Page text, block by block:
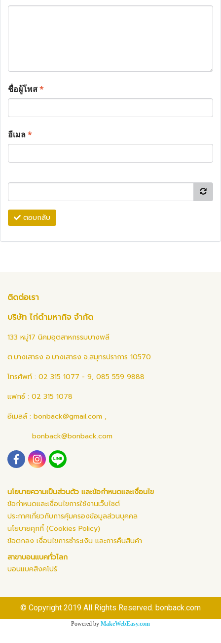
ชื่อผู้โพส*
อีเมล*
ตอบกลับ
ติดต่อเรา
บริษัท ไก่ดำมหากิจ จำกัด
133 หมู่17 นิคมอุตสาหกรรมบางพลี
ต.บางเสาธง อ.บางเสาธง จ.สมุทรปราการ 10570
โทรศัพท์ : 02 315 1077 - 9, 085 559 9888
แฟกซ์ : 02 315 1078
อีเมลล์ : bonback@gmail.com ,
bonback@bonback.com
นโยบายความเป็นส่วนตัว และข้อกำหนดและเงื่อนไข
ข้อกำหนดและเงื่อนไขการใช้งานเว็บไซต์
ประกาศเกี่ยวกับการคุ้มครองข้อมูลส่วนบุคคล
นโยบายคุกกี้ (Cookies Policy)
ข้อตกลง เงื่อนไขการชำระเงิน และการคืนสินค้า
สาขาบอนแบคทั่วโลก
บอนแบคสิงคโปร์
© Copyright 2019 All Rights Reserved. bonback.com
Powered by MakeWebEasy.com